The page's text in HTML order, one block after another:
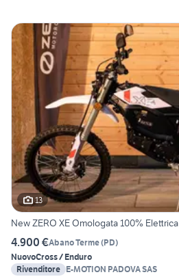
13
New ZERO XE Omologata 100% Elettrica
4.900 €Abano Terme(PD)
NuovoCross / Enduro
Rivenditore E-MOTION PADOVA SAS